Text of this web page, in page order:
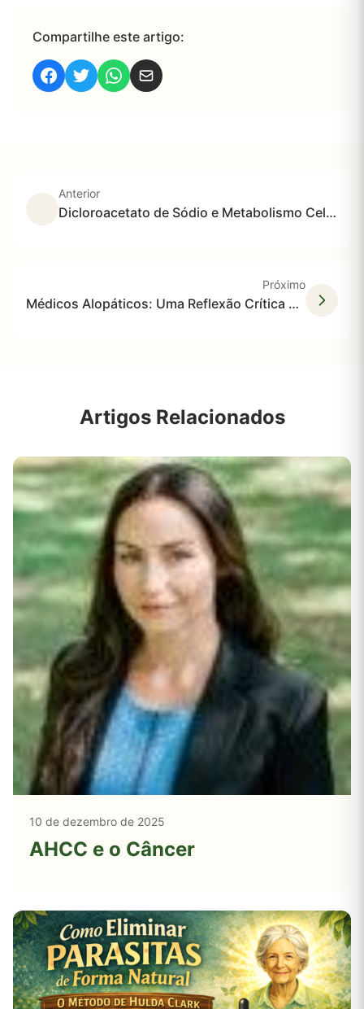
Compartilhe este artigo:
Anterior
Dicloroacetato de Sódio e Metabolismo Celular: Como o DCA Atua na Mitocôndria
Próximo
Médicos Alopáticos: Uma Reflexão Crítica Sobre suas Consequências na Saúde Pública
Artigos Relacionados
10 de dezembro de 2025
AHCC e o Câncer